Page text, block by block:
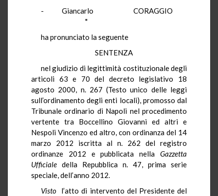
- Giancarlo CORAGGIO
"
ha pronunciato la seguente
SENTENZA
nel giudizio di legittimità costituzionale degli
articoli 63 e 70 del decreto legislativo 18
agosto 2000, n. 267 (Testo unico delle leggi
sull’ordinamento degli enti locali), promosso dal
Tribunale ordinario di Napoli nel procedimento
vertente tra Boccellino Giovanni ed altri e
Nespoli Vincenzo ed altro, con ordinanza del 14
marzo 2012 iscritta al n. 262 del registro
ordinanze 2012 e pubblicata nella Gazzetta
Ufficiale della Repubblica n. 47, prima serie
speciale, dell’anno 2012.
Visto
l’atto di intervento del Presidente del